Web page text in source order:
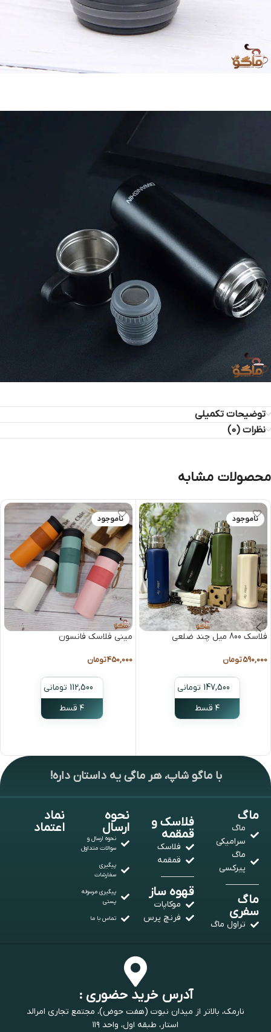
توضیحات تکمیلی
نظرات (0)
محصولات مشابه
ناموجود
فلاسک 800 میل چند ضلعی
590,000تومان
147,500 تومانی
۴ قسط
ناموجود
مینی فلاسک فانسون
450,000تومان
112,500 تومانی
۴ قسط
با ماگو شاپ، هر ماگی یه داستان داره!
ماگ
ماگ
سرامیکی
ماگ
پیرکسی
ماگ
سفری
تراول ماگ
فلاسک و
قمقمه
فلاسک
قمقمه
قهوه ساز
موکاپات
فرنچ پرس
نحوه
ارسال
نحوه ارسال و
سوالات متداول
پیگیری
سفارشات
پیگیری مرسوله
پستی
تماس با ما
نماد
اعتماد
آدرس خرید حضوری :
نارمک، بالاتر از میدان نبوت (هفت حوض)، مجتمع تجاری امرالد
استار، طبقه اول، واحد ۱۱۹